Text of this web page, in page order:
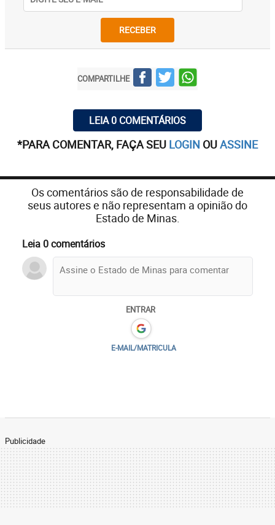
RECEBER
COMPARTILHE
LEIA 0 COMENTÁRIOS
*PARA COMENTAR, FAÇA SEU LOGIN OUASSINE
Os comentários são de responsabilidade de
seus autores e não representam a opinião do
Estado de Minas.
Leia 0 comentários
ENTRAR
E-MAIL/MATRICULA
Publicidade